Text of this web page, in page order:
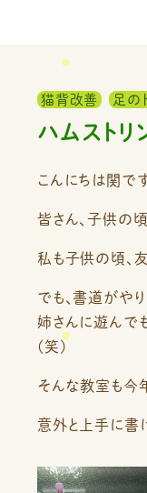
猫背改善 足の
ハムストリ
こんにちは関です
皆さん、子供の
私も子供の頃、
でも、書道がや
姉さんに遊んで
(笑)
そんな教室も今
意外と上手に書